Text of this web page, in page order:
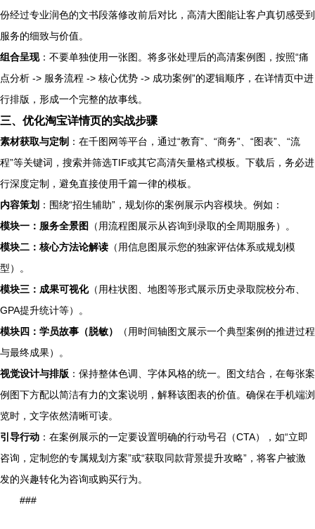
份经过专业润色的文书段落修改前后对比，高清大图能让客户真切感受到
服务的细致与价值。
组合呈现：不要单独使用一张图。将多张处理后的高清案例图，按照“痛
点分析 -> 服务流程 -> 核心优势 -> 成功案例”的逻辑顺序，在详情页中进
行排版，形成一个完整的故事线。
三、优化淘宝详情页的实战步骤
素材获取与定制 ：在千图网等平台，通过“教育”、“商务”、“图表”、“流
程”等关键词，搜索并筛选TIF或其它高清矢量格式模板。下载后，务必进
行深度定制，避免直接使用千篇一律的模板。
内容策划 ：围绕“招生辅助”，规划你的案例展示内容模块。例如：
模块一：服务全景图
（用流程图展示从咨询到录取的全周期服务）。
模块二：核心方法论解读 （用信息图展示您的独家评估体系或规划模
型）。
模块三：成果可视化（用柱状图、地图等形式展示历史录取院校分布、
GPA提升统计等）。
模块四：学员故事（脱敏）
（用时间轴图文展示一个典型案例的推进过程
与最终成果）。
视觉设计与排版 ：保持整体色调、字体风格的统一。图文结合，在每张案
例图下方配以简洁有力的文案说明，解释该图表的价值。确保在手机端浏
览时，文字依然清晰可读。
引导行动 ：在案例展示的一定要设置明确的行动号召（CTA），如“立即
咨询，定制您的专属规划方案”或“获取同款背景提升攻略”，将客户被激
发的兴趣转化为咨询或购买行为。
###